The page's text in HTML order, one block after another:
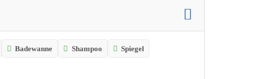
Badewanne Shampoo Spiegel